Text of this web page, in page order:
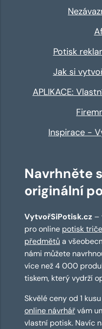
Potisk
Jak si
APLIKACE:
Inspirace -
Navrhněte
originální
VytvořSiPotisk.cz –
pro online potisk
předmětů a
námi můžete
více než 4 000
tiskem, který vydrží
Skvělé ceny od 1
online návrhářvám
vlastní potisk. Navíc